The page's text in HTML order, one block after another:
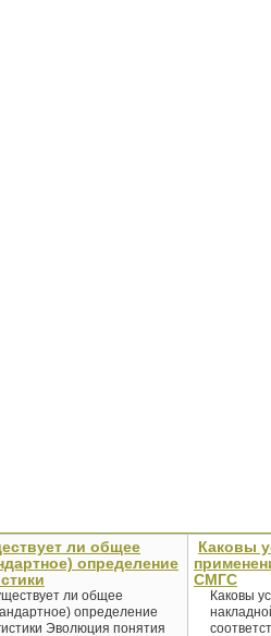
ли общее
определение
ли общее
определение
Эволюция понятия
Каковы
СМГС
Каковы